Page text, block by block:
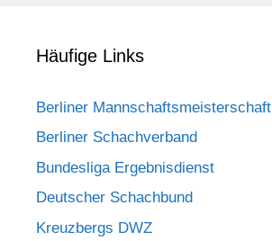
Häufige Links
Berliner Mannschaftsmeisterschaft
Berliner Schachverband
Bundesliga Ergebnisdienst
Deutscher Schachbund
Kreuzbergs DWZ